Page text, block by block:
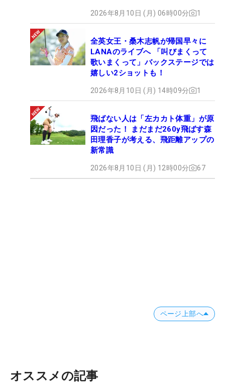
2026年8月10日 (月) 06時00分 1
全英女王・桑木志帆が帰国早々に
LANAのライブへ 「叫びまくって
歌いまくって」バックステージでは
嬉しい2ショットも！
2026年8月10日 (月) 14時09分 1
飛ばない人は「左カカト体重」が原
因だった！ まだまだ260y飛ばす森
田理香子が考える、飛距離アップの
新常識
2026年8月10日 (月) 12時00分 67
ページ上部へ
オススメの記事